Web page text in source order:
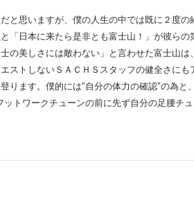
と思いますが、僕の人生の中では既に２度
「日本に来たら是非とも富士山！」が彼ら
の美しさには敵わない」と言わせた富士山
ストしないＳＡＣＨＳスタッフの健全さにも
ます。僕的には”自分の体力の確認”の為と
トワークチューンの前に先ず自分の足腰チュ